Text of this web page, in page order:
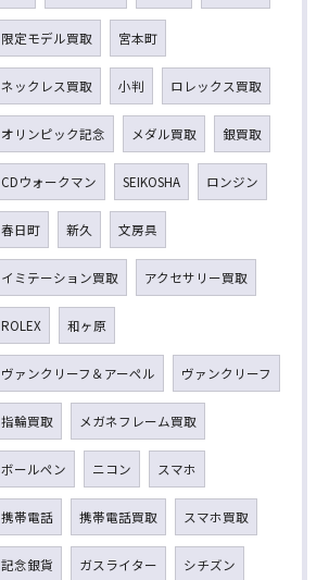
限定モデル買取 宮本町
ネックレス買取 小判 ロレックス買取
オリンピック記念 メダル買取 銀買取
CDウォークマン SEIKOSHA ロンジン
春日町 新久 文房具
イミテーション買取 アクセサリー買取
ROLEX 和ヶ原
ヴァンクリーフ＆アーペル ヴァンクリーフ
指輪買取 メガネフレーム買取
ボールペン ニコン スマホ
携帯電話 携帯電話買取 スマホ買取
記念銀貨 ガスライター シチズン